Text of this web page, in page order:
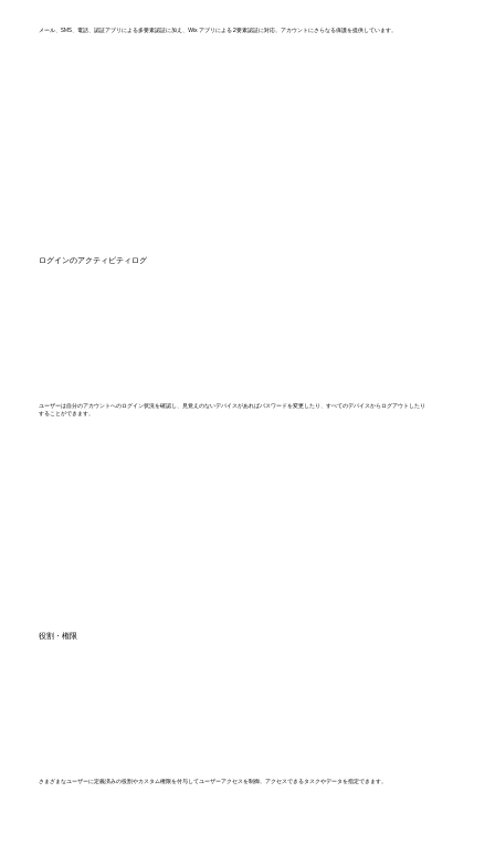
メール、SMS、電話、認証アプリによる多要素認証に加え、Wix アプリによる2要素認証に対応。アカウントにさらなる保護を提供しています。
ログインのアクティビティログ
ユーザーは自分のアカウントへのログイン状況を確認し、見覚えのないデバイスがあればパスワードを変更したり、すべてのデバイスからログアウトしたり
することができます。
役割・権限
さまざまなユーザーに定義済みの役割やカスタム権限を付与してユーザーアクセスを制御。アクセスできるタスクやデータを指定できます。